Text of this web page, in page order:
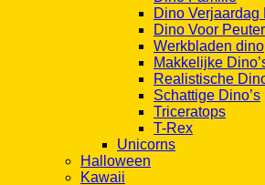
Dino Verjaardag
Dino Voor
Werkbladen dino
Makkelijke
Realistische
Schattige Dino’s
Triceratops
T-Rex
Unicorns
Halloween
Kawaii